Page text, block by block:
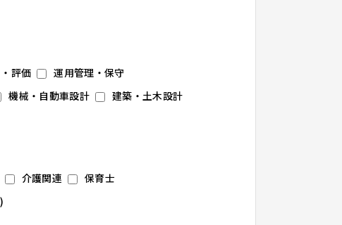
評価
運用管理・保守
機械・自動車設計
建築・土木設計
介護関連
保育士